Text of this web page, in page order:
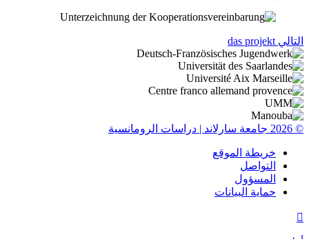
التالي das projekt
© 2026 جامعة سارلاند | دراسات الرومانسية
خريطة الموقع
التواصل
المسؤول
حماية البيانات
